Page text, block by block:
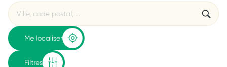
Rechercher
établissement
Veuillez
renseigner
une
adresse
{{count}}
résultat(s)
trouvé(s)
Me localiser
Filtres